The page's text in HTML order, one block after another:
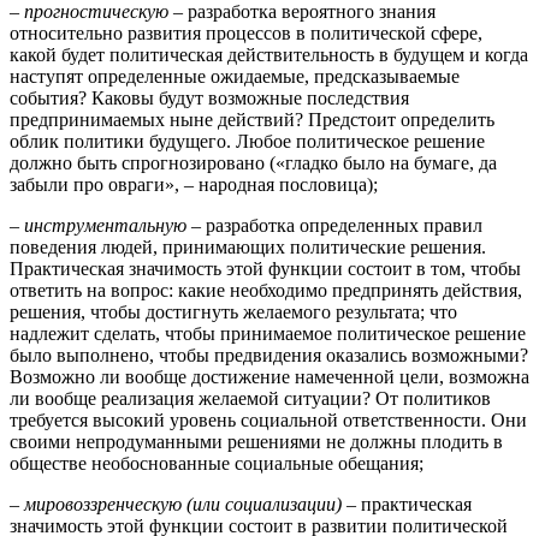
– прогностическую – разработка вероятного знания
относительно развития процессов в политической сфере,
какой будет политическая действительность в будущем и когда
наступят определенные ожидаемые, предсказываемые
события? Каковы будут возможные последствия
предпринимаемых ныне действий? Предстоит определить
облик политики будущего. Любое политическое решение
должно быть спрогнозировано («гладко было на бумаге, да
забыли про овраги», – народная пословица);
– инструментальную – разработка определенных правил
поведения людей, принимающих политические решения.
Практическая значимость этой функции состоит в том, чтобы
ответить на вопрос: какие необходимо предпринять действия,
решения, чтобы достигнуть желаемого результата; что
надлежит сделать, чтобы принимаемое политическое решение
было выполнено, чтобы предвидения оказались возможными?
Возможно ли вообще достижение намеченной цели, возможна
ли вообще реализация желаемой ситуации? От политиков
требуется высокий уровень социальной ответственности. Они
своими непродуманными решениями не должны плодить в
обществе необоснованные социальные обещания;
– мировоззренческую (или социализации) – практическая
значимость этой функции состоит в развитии политической